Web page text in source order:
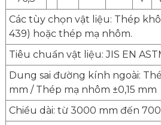
Các tùy chọn vật liệu: Thép
439) hoặc thép mạ nhôm.
Tiêu chuẩn vật liệu: JIS EN
Dung sai đường kính ngoài:
mm / Thép mạ nhôm ±0,15 mm
Chiều dài: từ 3000 mm đến